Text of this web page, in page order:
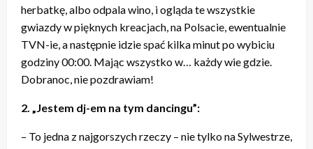
herbatkę, albo odpala wino, i ogląda te wszystkie
gwiazdy w pięknych kreacjach, na Polsacie, ewentualnie
TVN-ie, a następnie idzie spać kilka minut po wybiciu
godziny 00:00. Mając wszystko w… każdy wie gdzie.
Dobranoc, nie pozdrawiam!
2. „Jestem dj-em na tym dancingu”:
– To jedna z najgorszych rzeczy – nie tylko na Sylwestrze,